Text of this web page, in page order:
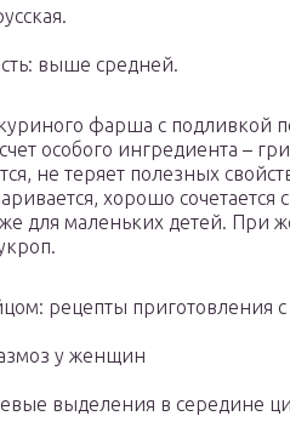
выше средней.
фарша с подливкой
особого ингредиента –
не теряет полезных
хорошо
для маленьких детей. При
рецепты приготовления
у женщин
выделения в середине